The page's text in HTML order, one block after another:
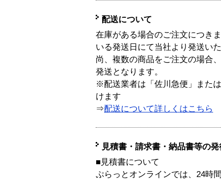
配送について
在庫がある場合のご注文につき
いる発送日にて当社より発送い
尚、複数の商品をご注文の場合
発送となります。
※配送業者は「佐川急便」また
けます
⇒配送について詳しくはこちら
見積書・請求書・納品書等の
■見積書について
ぷらっとオンラインでは、24時